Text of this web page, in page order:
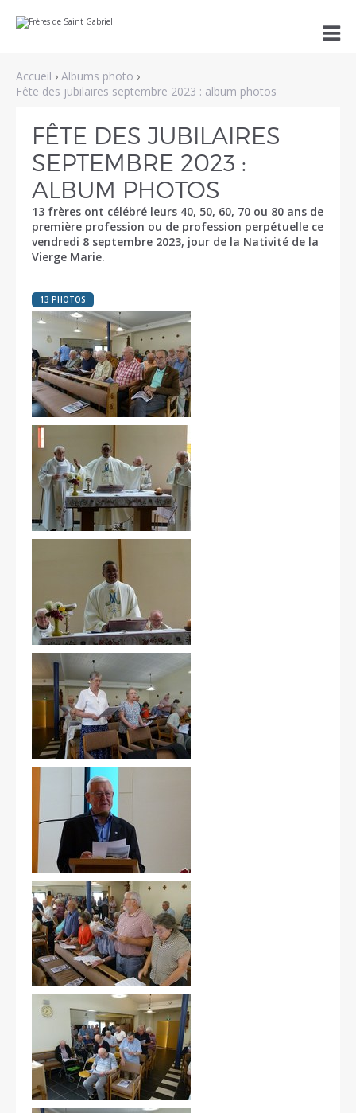
Aller
au
à
la
navigation
Outils
personnels

Accueil › Albums photo ›
Fête des jubilaires septembre 2023 : album photos
FÊTE DES JUBILAIRES
SEPTEMBRE 2023 :
ALBUM PHOTOS
13 frères ont célébré leurs 40, 50, 60, 70 ou 80 ans de
première profession ou de profession perpétuelle ce
vendredi 8 septembre 2023, jour de la Nativité de la
Vierge Marie.
13 PHOTOS